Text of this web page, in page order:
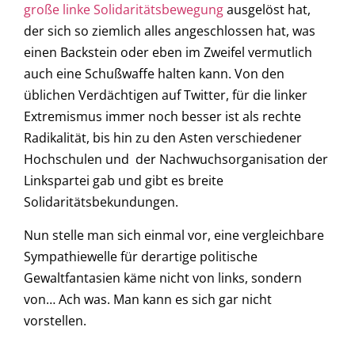
große linke Solidaritätsbewegungausgelöst hat,
der sich so ziemlich alles angeschlossen hat, was
einen Backstein oder eben im Zweifel vermutlich
auch eine Schußwaffe halten kann. Von den
üblichen Verdächtigen auf Twitter, für die linker
Extremismus immer noch besser ist als rechte
Radikalität, bis hin zu den Asten verschiedener
Hochschulen und der Nachwuchsorganisation der
Linkspartei gab und gibt es breite
Solidaritätsbekundungen.
Nun stelle man sich einmal vor, eine vergleichbare
Sympathiewelle für derartige politische
Gewaltfantasien käme nicht von links, sondern
von… Ach was. Man kann es sich gar nicht
vorstellen.